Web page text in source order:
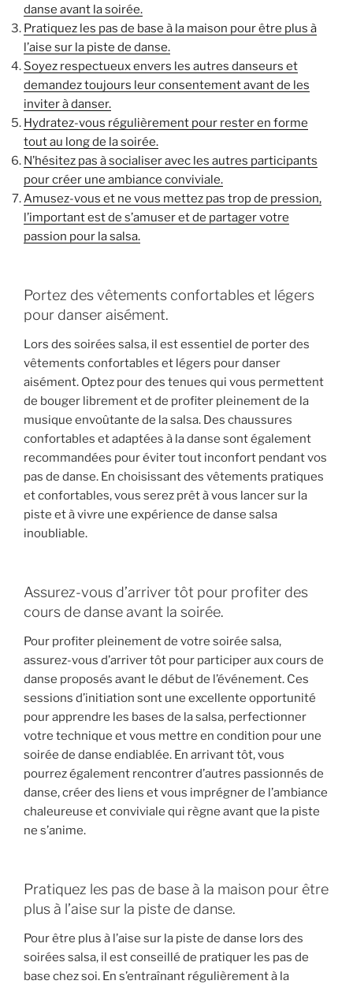
danse avant la soirée.
Pratiquez les pas de base à la maison pour être plus à
l’aise sur la piste de danse.
Soyez respectueux envers les autres danseurs et
demandez toujours leur consentement avant de les
inviter à danser.
Hydratez-vous régulièrement pour rester en forme
tout au long de la soirée.
N’hésitez pas à socialiser avec les autres participants
pour créer une ambiance conviviale.
Amusez-vous et ne vous mettez pas trop de pression,
l’important est de s’amuser et de partager votre
passion pour la salsa.
Portez des vêtements confortables et légers
pour danser aisément.
Lors des soirées salsa, il est essentiel de porter des
vêtements confortables et légers pour danser
aisément. Optez pour des tenues qui vous permettent
de bouger librement et de profiter pleinement de la
musique envoûtante de la salsa. Des chaussures
confortables et adaptées à la danse sont également
recommandées pour éviter tout inconfort pendant vos
pas de danse. En choisissant des vêtements pratiques
et confortables, vous serez prêt à vous lancer sur la
piste et à vivre une expérience de danse salsa
inoubliable.
Assurez-vous d’arriver tôt pour profiter des
cours de danse avant la soirée.
Pour profiter pleinement de votre soirée salsa,
assurez-vous d’arriver tôt pour participer aux cours de
danse proposés avant le début de l’événement. Ces
sessions d’initiation sont une excellente opportunité
pour apprendre les bases de la salsa, perfectionner
votre technique et vous mettre en condition pour une
soirée de danse endiablée. En arrivant tôt, vous
pourrez également rencontrer d’autres passionnés de
danse, créer des liens et vous imprégner de l’ambiance
chaleureuse et conviviale qui règne avant que la piste
ne s’anime.
Pratiquez les pas de base à la maison pour être
plus à l’aise sur la piste de danse.
Pour être plus à l’aise sur la piste de danse lors des
soirées salsa, il est conseillé de pratiquer les pas de
base chez soi. En s’entraînant régulièrement à la